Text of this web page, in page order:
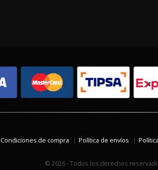
Condiciones de compra Política de envíos
© 2026 - Todos los derechos